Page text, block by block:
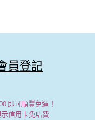
員登記
即可順豐免運！
信用卡免咭費